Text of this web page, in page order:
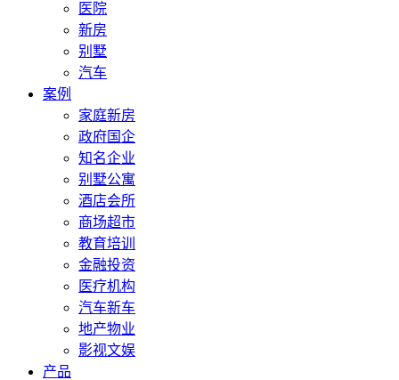
医院
新房
别墅
汽车
案例
家庭新房
政府国企
知名企业
别墅公寓
酒店会所
商场超市
教育培训
金融投资
医疗机构
汽车新车
地产物业
影视文娱
产品